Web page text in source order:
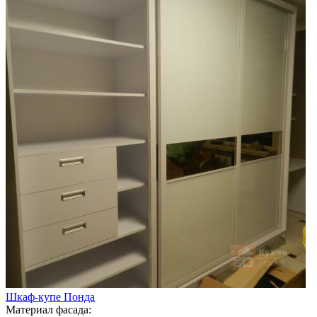
Шкаф-купе Понда
Материал фасада: